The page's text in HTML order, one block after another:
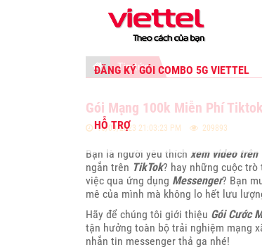
ĐĂNG KÝ GÓI COMBO 5G VIETTEL
HỖ TRỢ
Tin tức
Gói Mạng 100k Miễn Phí
16/09/2023 21:03:23 PM 209893
Bạn là người yêu thích xem video trên
ngắn trên TikTok? hay những cuộc
việc qua ứng dụng Messenger? Bạn
mê của mình mà không lo hết lưu
Hãy để chúng tôi giới thiệu Gói Cước
tận hưởng toàn bộ trải nghiệm mạng
nhắn tin messenger thả ga nhé!